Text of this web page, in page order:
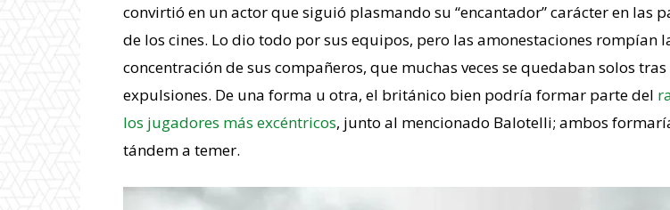
convirtió en un actor que siguió plasmando su “encantador” carácter en las
de los cines. Lo dio todo por sus equipos, pero las amonestaciones rompían
concentración de sus compañeros, que muchas veces se quedaban solos tras
expulsiones. De una forma u otra, el británico bien podría formar parte del
los jugadores más excéntricos, junto al mencionado Balotelli; ambos
tándem a temer.